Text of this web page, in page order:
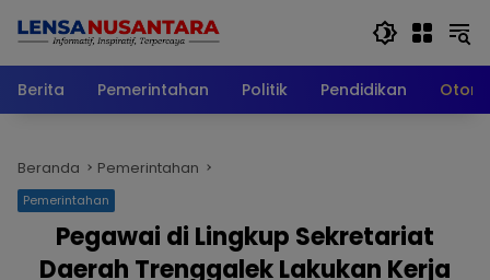
Berita
Pemerintahan Politik Pendidikan
Beranda Pemerintahan
Pemerintahan
Pegawai di Lingkup Sekretariat
Daerah Trenggalek Lakukan Kerja